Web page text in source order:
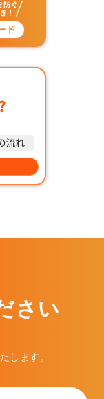
さい
します。